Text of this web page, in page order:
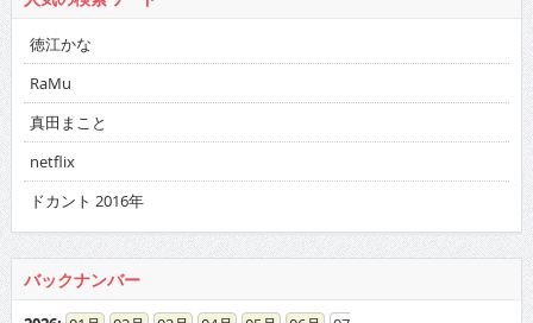
徳江かな
RaMu
真田まこと
netflix
ドカント 2016年
バックナンバー